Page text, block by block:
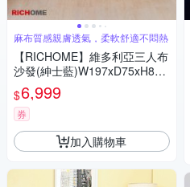
麻布質感親膚透氣，柔軟舒適不悶熱
【RICHOME】維多利亞三人布
沙發(紳士藍)W197xD75xH84C
M
$6,999
券
加入購物車